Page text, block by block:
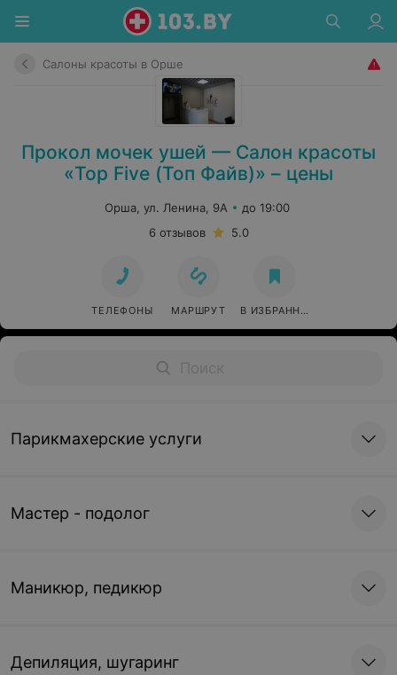
Салоны красоты в Орше
Прокол мочек ушей — Салон красоты
«Top Five (Топ Файв)» – цены
Орша, ул. Ленина, 9А
до 19:00
6 отзывов
5.0
ТЕЛЕФОНЫ МАРШРУТ В ИЗБРАННОЕ
Парикмахерские услуги
Мастер - подолог
Маникюр, педикюр
Депиляция, шугаринг